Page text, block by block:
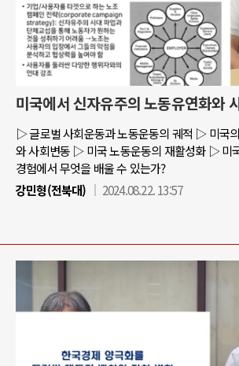
미국에서 신자유주의 노동유연화와
▷ 글로벌 사회운동과 노동운동의 궤적 ▷ 미국
와 사회변동 ▷ 미국 노동운동의 재활성화 ▷ 미
경험에서 무엇을 배울 수 있는가?
강민형(전북대)
2024.08.22. 13:57